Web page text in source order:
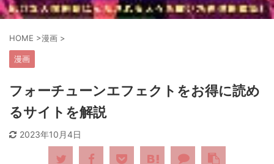
HOME >漫画 >
漫画
フォーチューンエフェクトをお得に読め
るサイトを解説
2023年10月4日